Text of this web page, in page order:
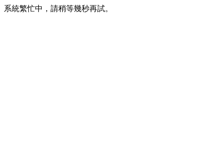
系統繁忙中，請稍等幾秒再試。